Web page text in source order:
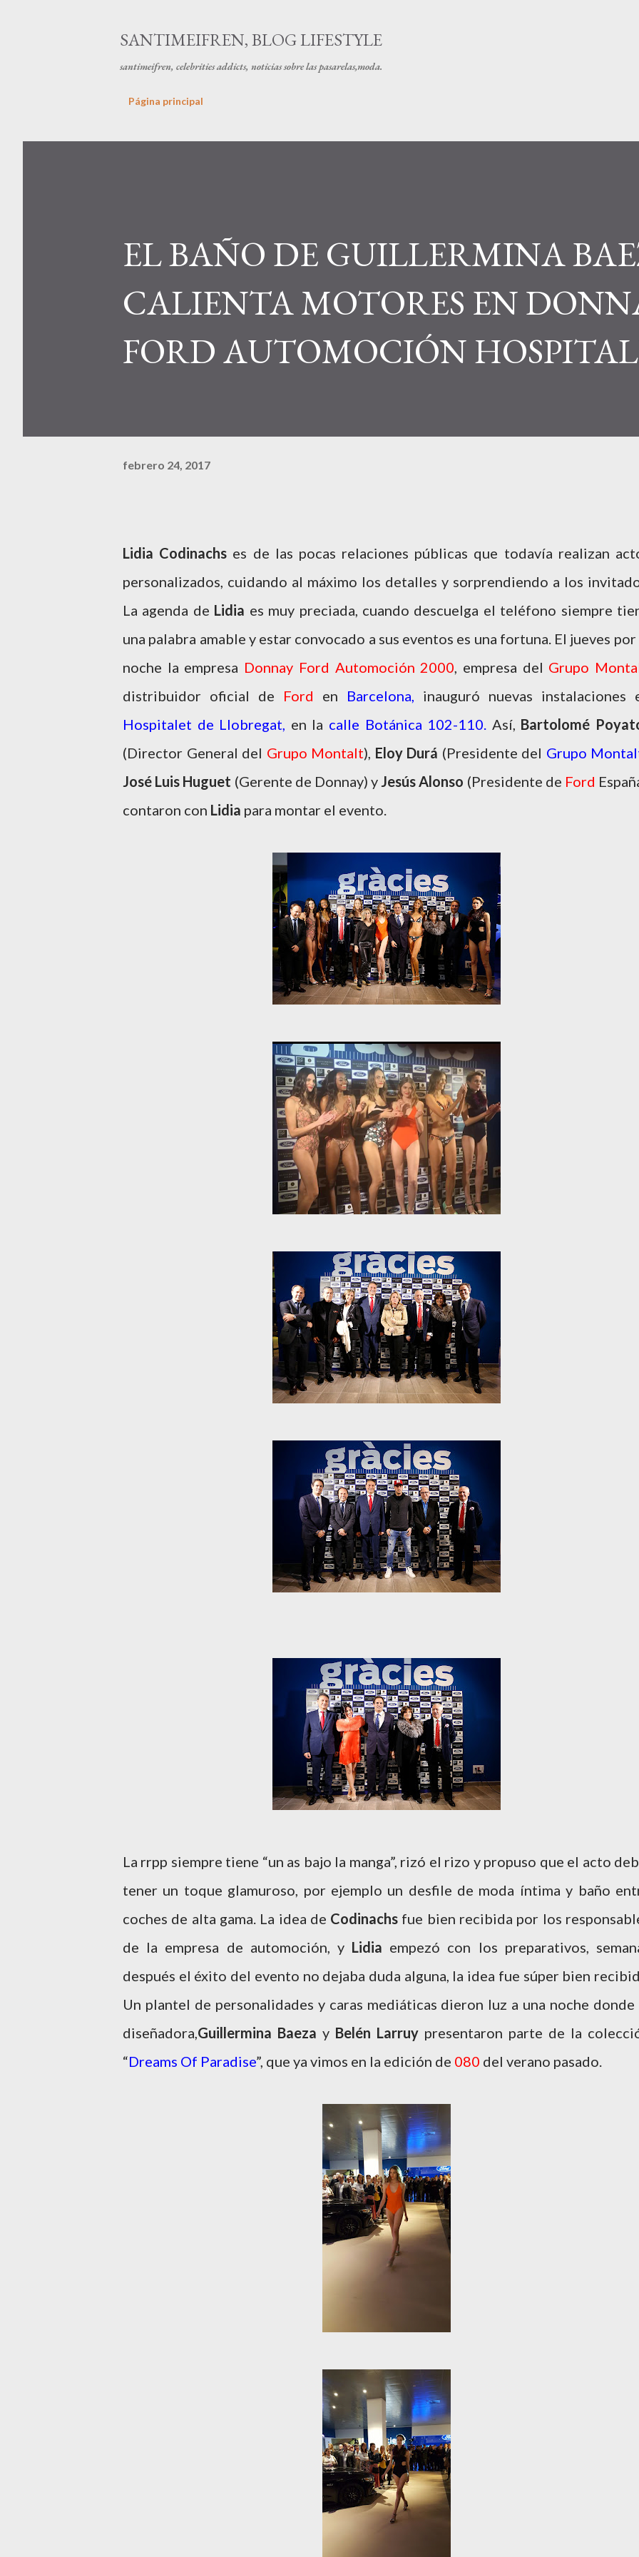
SANTIMEIFREN, BLOG LIFESTYLE
santimeifren, celebrities addicts, noticias sobre las pasarelas,moda.
Página principal
EL BAÑO DE GUILLERMINA
CALIENTA MOTORES EN
FORD AUTOMOCIÓN
febrero 24, 2017
Lidia Codinachs es de las pocas relaciones públicas que todavía realizan
personalizados, cuidando al máximo los detalles y sorprendiendo a los
La agenda de Lidia es muy preciada, cuando descuelga el teléfono siempre
una palabra amable y estar convocado a sus eventos es una fortuna. El jueves por
noche la empresa Donnay Ford Automoción 2000, empresa del Grupo
distribuidor oficial de Ford en Barcelona, inauguró nuevas instalaciones
Hospitalet de Llobregat, en la calle Botánica 102-110. Así, Bartolomé
(Director General del Grupo Montalt), Eloy Durá (Presidente del Grupo
José Luis Huguet (Gerente de Donnay) y Jesús Alonso (Presidente de Ford
contaron con Lidia para montar el evento.
La rrpp siempre tiene “un as bajo la manga”, rizó el rizo y propuso que el acto
tener un toque glamuroso, por ejemplo un desfile de moda íntima y baño
coches de alta gama. La idea de Codinachs fue bien recibida por los
de la empresa de automoción, y Lidia empezó con los preparativos,
después el éxito del evento no dejaba duda alguna, la idea fue súper bien
Un plantel de personalidades y caras mediáticas dieron luz a una noche donde
diseñadora,Guillermina Baeza y Belén Larruy presentaron parte de la
“Dreams Of Paradise”, que ya vimos en la edición de 080 del verano pasado.